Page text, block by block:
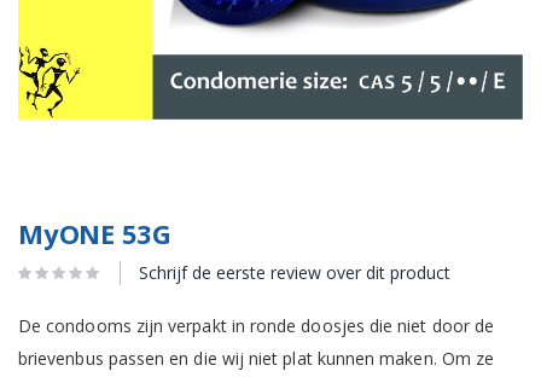
MyONE 53G
Schrijf de eerste review over dit product
De condooms zijn verpakt in ronde doosjes die niet door de
brievenbus passen en die wij niet plat kunnen maken. Om ze